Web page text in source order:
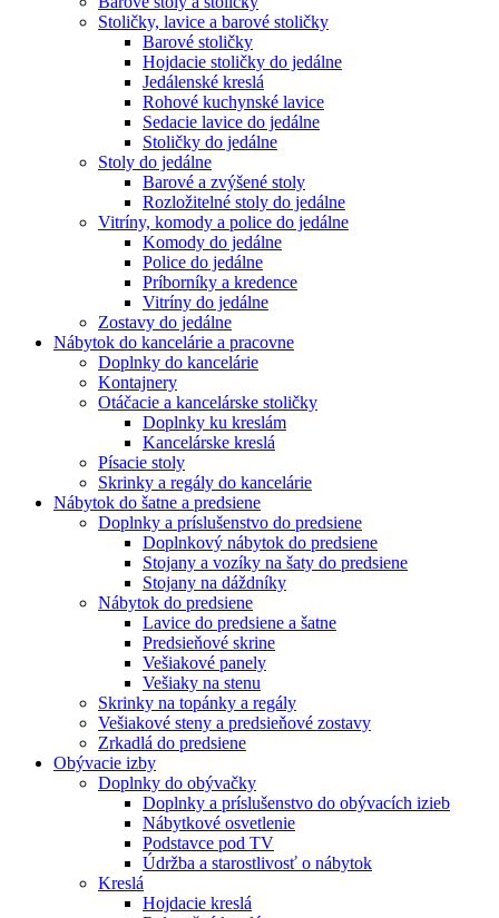
Stoličky, lavice a barové stoličky
Barové stoličky
Hojdacie stoličky do jedálne
Jedálenské kreslá
Rohové kuchynské lavice
Sedacie lavice do jedálne
Stoličky do jedálne
Stoly do jedálne
Barové a zvýšené stoly
Rozložitelné stoly do jedálne
Vitríny, komody a police do jedálne
Komody do jedálne
Police do jedálne
Príborníky a kredence
Vitríny do jedálne
Zostavy do jedálne
Nábytok do kancelárie a pracovne
Doplnky do kancelárie
Kontajnery
Otáčacie a kancelárske stoličky
Doplnky ku kreslám
Kancelárske kreslá
Písacie stoly
Skrinky a regály do kancelárie
Nábytok do šatne a predsiene
Doplnky a príslušenstvo do predsiene
Doplnkový nábytok do predsiene
Stojany a vozíky na šaty do predsiene
Stojany na dáždníky
Nábytok do predsiene
Lavice do predsiene a šatne
Predsieňové skrine
Vešiakové panely
Vešiaky na stenu
Skrinky na topánky a regály
Vešiakové steny a predsieňové zostavy
Zrkadlá do predsiene
Obývacie izby
Doplnky do obývačky
Doplnky a príslušenstvo do obývacích izieb
Nábytkové osvetlenie
Podstavce pod TV
Údržba a starostlivosť o nábytok
Kreslá
Hojdacie kreslá